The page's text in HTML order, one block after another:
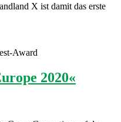
X ist damit das erste
Award
2020«